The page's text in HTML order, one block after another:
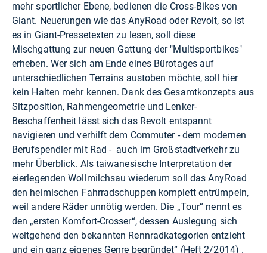
mehr sportlicher Ebene, bedienen die Cross-Bikes von
Giant. Neuerungen wie das AnyRoad oder Revolt, so ist
es in Giant-Pressetexten zu lesen, soll diese
Mischgattung zur neuen Gattung der "Multisportbikes"
erheben. Wer sich am Ende eines Bürotages auf
unterschiedlichen Terrains austoben möchte, soll hier
kein Halten mehr kennen. Dank des Gesamtkonzepts aus
Sitzposition, Rahmengeometrie und Lenker-
Beschaffenheit lässt sich das Revolt entspannt
navigieren und verhilft dem Commuter - dem modernen
Berufspendler mit Rad - auch im Großstadtverkehr zu
mehr Überblick. Als taiwanesische Interpretation der
eierlegenden Wollmilchsau wiederum soll das AnyRoad
den heimischen Fahrradschuppen komplett entrümpeln,
weil andere Räder unnötig werden. Die „Tour“ nennt es
den „ersten Komfort-Crosser“, dessen Auslegung sich
weitgehend den bekannten Rennradkategorien entzieht
und ein ganz eigenes Genre begründet“ (Heft 2/2014) .